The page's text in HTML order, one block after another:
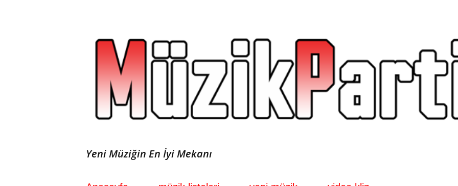
Yeni Müziğin En İyi Mekanı